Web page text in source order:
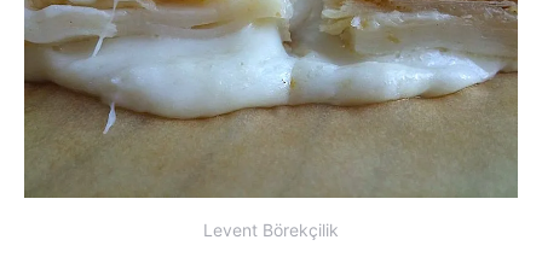
Levent Börekçilik